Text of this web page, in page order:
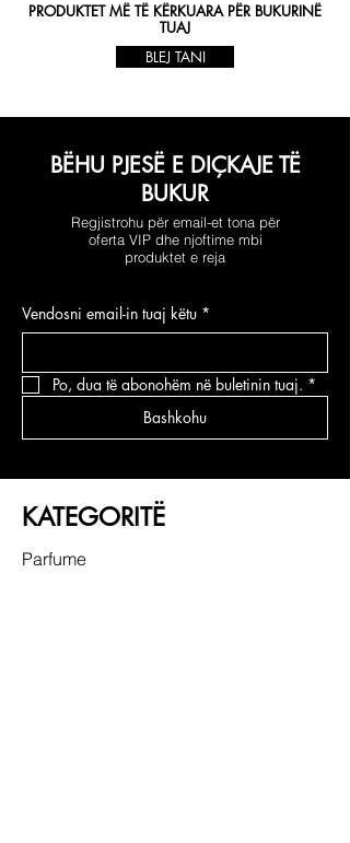
PRODUKTET MË TË KËRKUARA PËR BUKURINË
TUAJ
BLEJ TANI
BËHU PJESË E DIÇKAJE TË
BUKUR
Regjistrohu për email-et tona për
oferta VIP dhe njoftime mbi
produktet e reja
Vendosni email-in tuaj këtu *
Po, dua të abonohëm në buletinin tuaj. *
Bashkohu
KATEGORITË
Parfume